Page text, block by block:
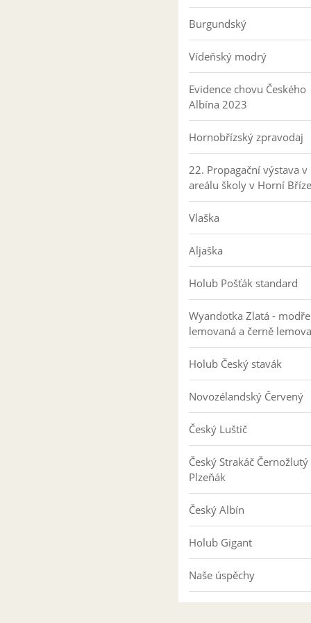
Burgundský
Vídeňský modrý
Evidence chovu Českého
Albína 2023
Hornobřízský zpravodaj
22. Propagační výstava v
areálu školy v Horní Bříze
Vlaška
Aljaška
Holub Pošťák standard
Wyandotka Zlatá - modře
lemovaná a černě
Holub Český stavák
Novozélandský Červený
Český Luštič
Český Strakáč Černožlutý
Plzeňák
Český Albín
Holub Gigant
Naše úspěchy